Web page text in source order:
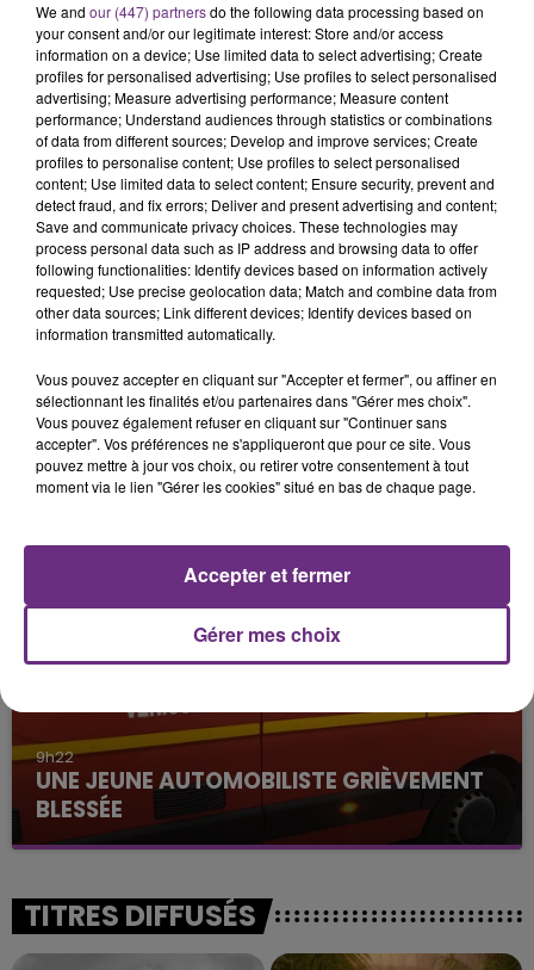
Les malfaiteurs ont pris la fuite en laissant la marchandise
derrière eux.
La police judiciaire de Reims est en charge de l’enquête.
FIL D'ACTU
10h16
LE MAGASIN JOUÉCLUB DE REIMS FERME
C'était l'une des institutions du centre-ville
rémois. Le magasin JouéClub est contraint de
9h22
UNE JEUNE AUTOMOBILISTE GRIÈVEMENT
BLESSÉE
Une automobiliste s'est retrouvée piégée dans
lourd. Très grièvement blessée, la jeune femme
de 20 ans a été...
TITRES DIFFUSÉS
We and our (447) partnersdo the following data processing based on
your consent and/or our legitimate interest: Store and/or access
information on a device; Use limited data to select advertising; Create
profiles for personalised advertising; Use profiles to select personalised
advertising; Measure advertising performance; Measure content
performance; Understand audiences through statistics or combinations
of data from different sources; Develop and improve services; Create
profiles to personalise content; Use profiles to select personalised
content; Use limited data to select content; Ensure security, prevent and
detect fraud, and fix errors; Deliver and present advertising and content;
Save and communicate privacy choices. These technologies may
process personal data such as IP address and browsing data to offer
following functionalities: Identify devices based on information actively
requested; Use precise geolocation data; Match and combine data from
other data sources; Link different devices; Identify devices based on
information transmitted automatically.
Vous pouvez accepter en cliquant sur "Accepter et fermer", ou affiner en
sélectionnant les finalités et/ou partenaires dans "Gérer mes choix".
Vous pouvez également refuser en cliquant sur "Continuer sans
accepter". Vos préférences ne s'appliqueront que pour ce site. Vous
pouvez mettre à jour vos choix, ou retirer votre consentement à tout
moment via le lien "Gérer les cookies" situé en bas de chaque page.
Gérer mes choix
Accepter et fermer